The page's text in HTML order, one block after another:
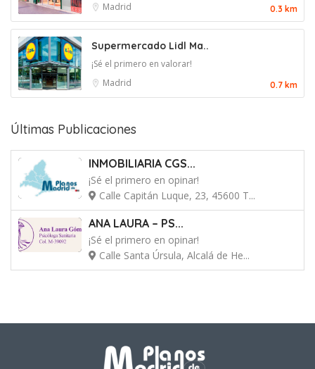
Madrid
0.3 km
Supermercado Lidl Ma..
¡Sé el primero en valorar!
Madrid
0.7 km
Últimas Publicaciones
INMOBILIARIA CGS...
¡Sé el primero en opinar!
Calle Capitán Luque, 23, 45600 T...
ANA LAURA – PS...
¡Sé el primero en opinar!
Calle Santa Úrsula, Alcalá de He...